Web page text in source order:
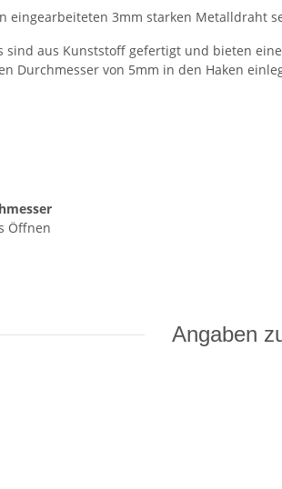
eingearbeiteten 3mm starken Metalldraht
sind aus Kunststoff gefertigt und bieten
Durchmesser von 5mm in den Haken
Öffnen
Angaben